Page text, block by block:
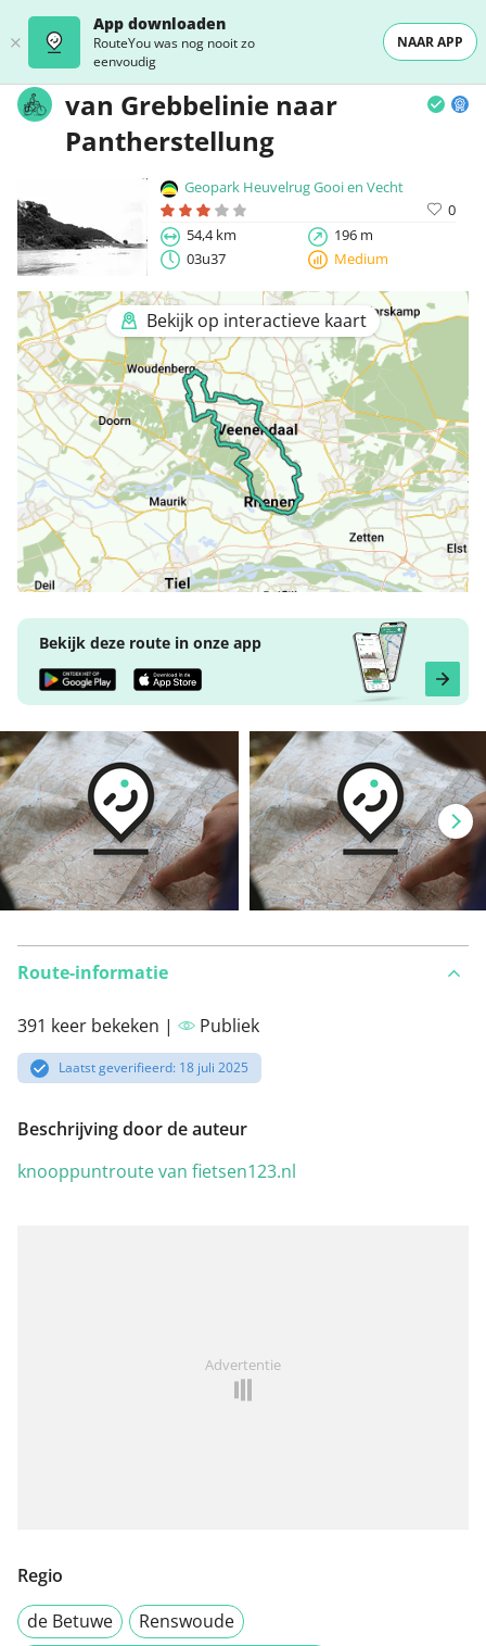
App downloaden
RouteYou was nog nooit zo
eenvoudig
NAAR APP
van Grebbelinie naar
Pantherstellung
Geopark Heuvelrug Gooi en Vecht
0
54,4 km
196 m
03u37
Medium
Bekijk op interactieve kaart
Bekijk deze route in onze app
Route-informatie
391 keer bekeken | Publiek
Laatst geverifieerd: 18 juli 2025
Beschrijving door de auteur
knooppuntroute van fietsen123.nl
Advertentie
Regio
de Betuwe
Renswoude